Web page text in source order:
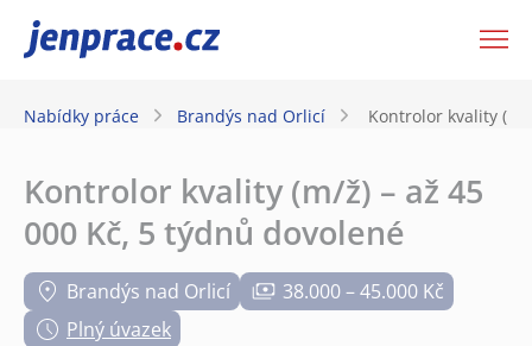
JenPráce.cz
Nabídky práce Brandýs nad Orlicí Kontrolor kvality (m/
Kontrolor kvality (m/ž) – až 45
000 Kč, 5 týdnů dovolené
Brandýs nad Orlicí
38.000 – 45.000 Kč
Plný úvazek